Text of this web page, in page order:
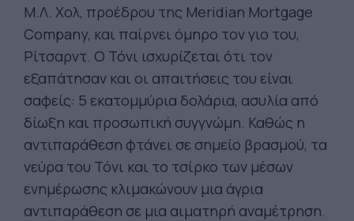
Μ.Λ. Χολ, προέδρου της Meridian Mortgage
Company, και παίρνει όμηρο τον γιο του,
Ρίτσαρντ. Ο Τόνι ισχυρίζεται ότι τον
εξαπάτησαν και οι απαιτήσεις του είναι
σαφείς: 5 εκατομμύρια δολάρια, ασυλία από
δίωξη και προσωπική συγγνώμη. Καθώς η
αντιπαράθεση φτάνει σε σημείο βρασμού, τα
νεύρα του Τόνι και το τσίρκο των μέσων
ενημέρωσης κλιμακώνουν μια άγρια
αντιπαράθεση σε μια αιματηρή αναμέτρηση.